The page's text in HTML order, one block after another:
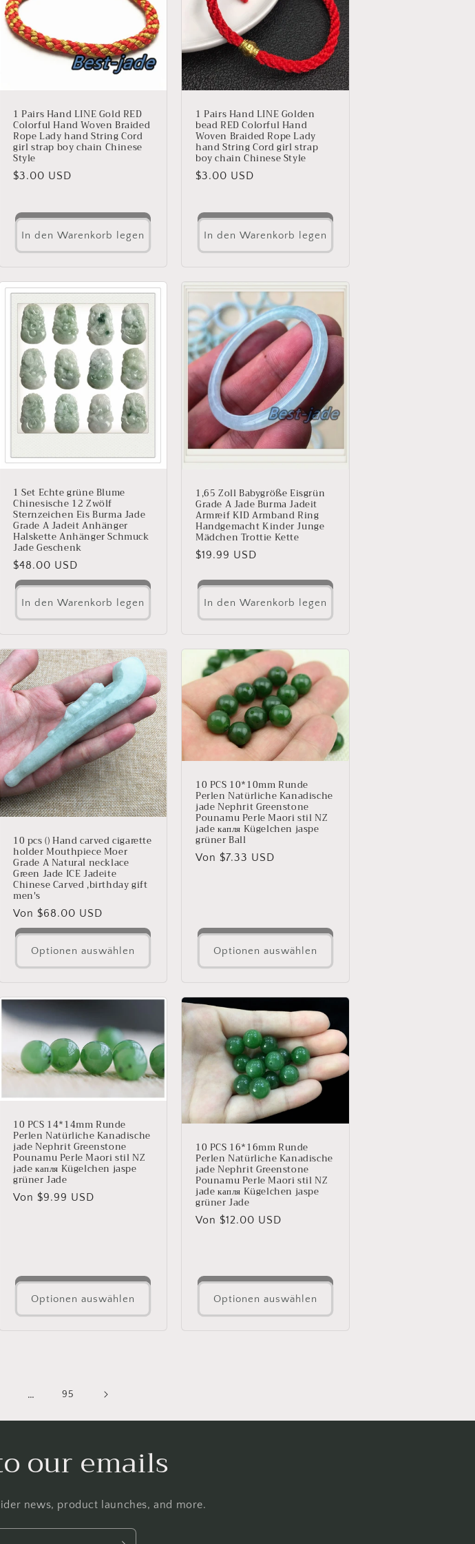
1 Pairs Hand LINE Gold RED
Colorful Hand Woven Braided
Rope Lady hand String Cord
girl strap boy chain Chinese
Style
Normaler
$3.00 USD
In den Warenkorb legen
1 Pairs Hand LINE Golden
bead RED Colorful Hand
Woven Braided Rope Lady
hand String Cord girl strap
boy chain Chinese Style
Normaler
$3.00 USD
In den Warenkorb legen
1 Set Echte grüne Blume
Chinesische 12 Zwölf
Sternzeichen Eis Burma Jade
Grade A Jadeit Anhänger
Halskette Anhänger Schmuck
Jade Geschenk
Normaler
Preis
$48.00 USD
In den Warenkorb legen
1,65 Zoll Babygröße Eisgrün
Grade A Jade Burma Jadeit
Armreif KID Armband Ring
Handgemacht Kinder Junge
Mädchen Trottie Kette
Normaler
$19.99 USD
In den Warenkorb legen
10 pcs () Hand carved cigarette
holder Mouthpiece Moer
Grade A Natural necklace
Green Jade ICE Jadeite
Chinese Carved ,birthday gift
men's
Normaler
Preis
Von $68.00 USD
Optionen auswählen
10 PCS 10*10mm Runde
Perlen Natürliche Kanadische
jade Nephrit Greenstone
Pounamu Perle Maori stil NZ
jade капля Kügelchen jaspe
grüner Ball
Normaler
Von $7.33 USD
Optionen auswählen
10 PCS 14*14mm Runde
Perlen Natürliche Kanadische
jade Nephrit Greenstone
Pounamu Perle Maori stil NZ
jade капля Kügelchen jaspe
grüner Jade
Normaler
Von $9.99 USD
Optionen auswählen
10 PCS 16*16mm Runde
Perlen Natürliche Kanadische
jade Nephrit Greenstone
Pounamu Perle Maori stil NZ
jade капля Kügelchen jaspe
grüner Jade
Normaler
Von $12.00 USD
Optionen auswählen
… 95
our emails
news, product launches, and more.